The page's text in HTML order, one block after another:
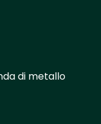
di metallo